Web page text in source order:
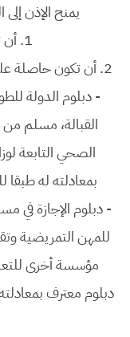
يمنح الإذن إلى
1.
2. أن تكون حاصلة
- دبلوم الدولة
القبالة، مسلم من
الصحي التابعة
بمعادلته له طبقا
- دبلوم الإجازة في
للمهن التمريضية
مؤسسة أخرى
دبلوم معترف